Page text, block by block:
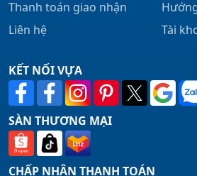
Thanh toán giao nhận
Liên hệ
Tài
KẾT NỐI VỰA
SÀN THƯƠNG MẠI
CHẤP NHẬN THANH TOÁN